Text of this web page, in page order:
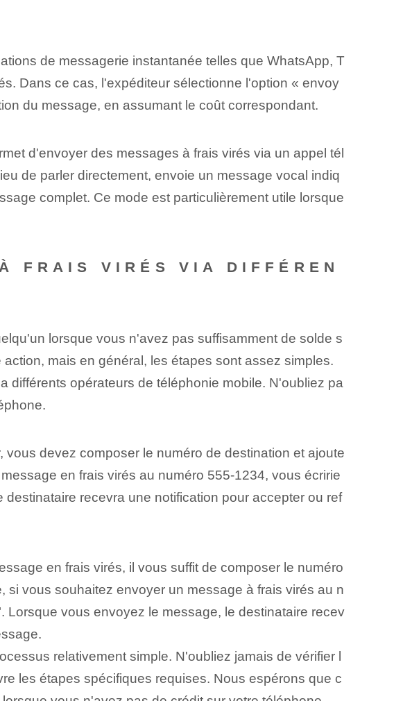
de messagerie instantanée telles que WhatsApp,‌ T
Dans ce cas, l'expéditeur sélectionne l'option⁤ « envoy
du message, en assumant le coût correspondant.
d'envoyer des messages à frais virés via un appel tél
de parler directement, envoie un message vocal indiq
complet. ‌Ce mode est particulièrement utile‌ lorsque⁤
FRAIS VIRÉS VIA DIFFÉREN
lorsque⁢ vous n'avez pas suffisamment de solde s
mais en général, les étapes sont assez simples.
différents opérateurs de téléphonie mobile. N'oubliez pa
devez composer le numéro de destination et ajoute
en frais virés au numéro 555-1234, vous écririe
recevra une notification pour accepter ou ref
en frais virés, il vous suffit de composer le numéro
si vous souhaitez envoyer un message à frais virés au n
Lorsque vous envoyez le message, le destinataire recev
relativement simple. N'oubliez jamais de ‌vérifier l
les étapes spécifiques requises. Nous espérons que c